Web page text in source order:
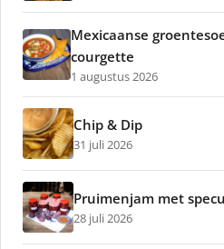
Mexicaanse
courgette
1 augustus 2026
Chip & Dip
31 juli 2026
Pruimenjam met
28 juli 2026